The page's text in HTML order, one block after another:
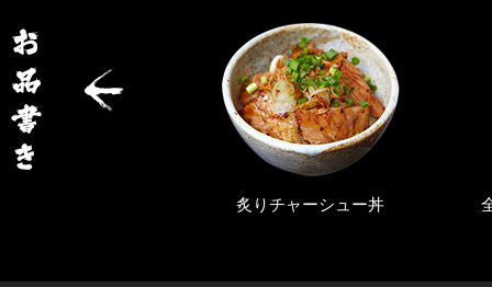
全部のせらぁめん（塩・醤油）